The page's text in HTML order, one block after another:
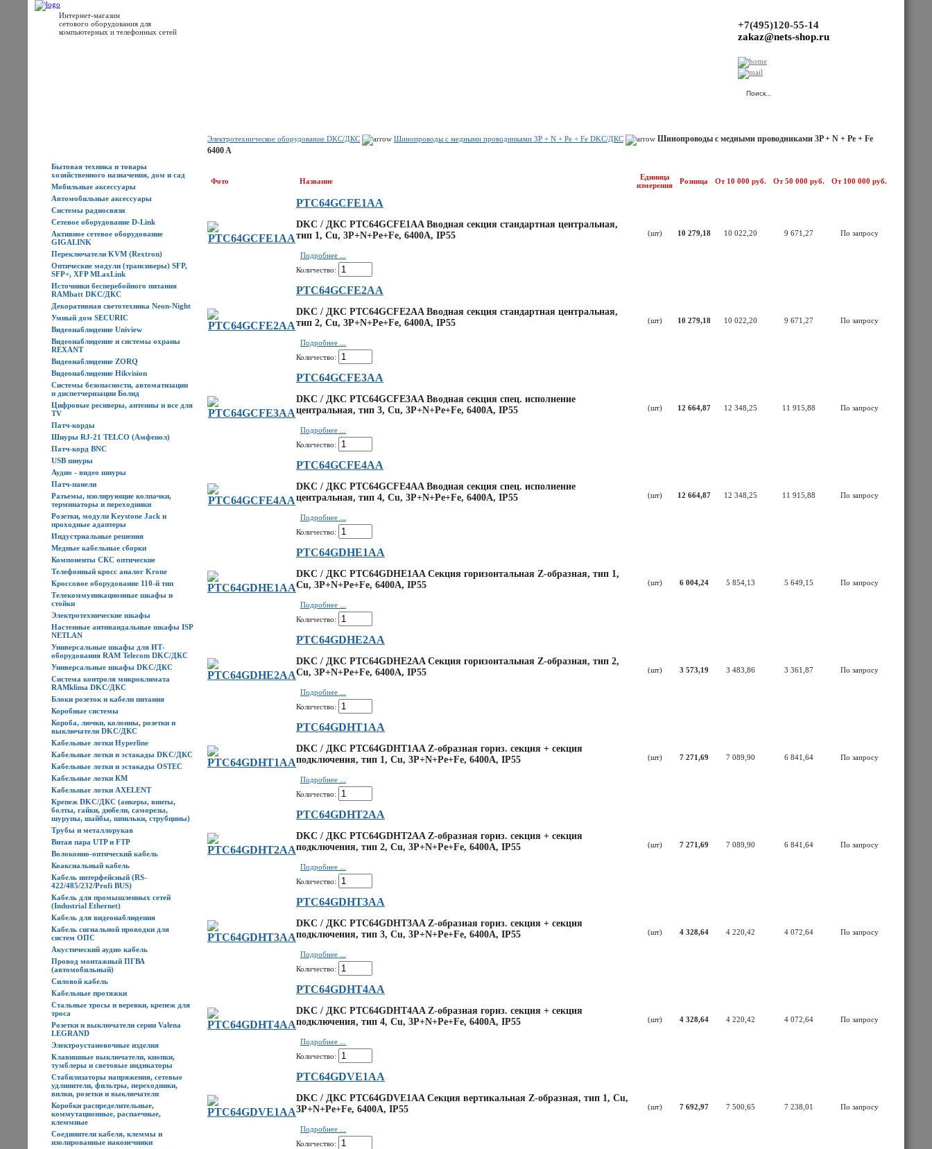
Интернет-магазин
сетового оборудования для
компьютерных и телефонных сетей
+7(495)120-55-14
zakaz@nets-shop.ru
Бытовая техника и товары
хозяйственного назначения, дом и сад
Мобильные аксессуары
Автомобильные аксессуары
Системы радиосвязи
Сетевое оборудование D-Link
Активное сетевое оборудование
GIGALINK
Переключатели KVM (Rextron)
Оптические модули (трансиверы) SFP,
SFP+, XFP MLaxLink
Источники бесперебойного питания
RAMbatt DKC/ДКС
Декоративная светотехника Neon-Night
Умный дом SECURIC
Видеонаблюдение Uniview
Видеонаблюдение и системы охраны
REXANT
Видеонаблюдение ZORQ
Видеонаблюдение Hikvision
Системы безопасности, автоматизации
и диспетчеризации Болид
Цифровые ресиверы, антенны и все для
TV
Патч-корды
Шнуры RJ-21 TELCO (Амфенол)
Патч-корд BNC
USB шнуры
Аудио - видео шнуры
Патч-панели
Разъемы, изолирующие колпачки,
терминаторы и переходники
Розетки, модули Keystone Jack и
проходные адаптеры
Индустриальные решения
Медные кабельные сборки
Компоненты СКС оптические
Телефонный кросс аналог Krone
Кроссовое оборудование 110-й тип
Телекоммуникационные шкафы и
стойки
Электротехнические шкафы
Настенные антивандальные шкафы ISP
NETLAN
Универсальные шкафы для ИТ-
оборудования RAM Telecom DKC/ДКС
Универсальные шкафы DKC/ДКС
Система контроля микроклимата
RAMklima DKC/ДКС
Блоки розеток и кабели питания
Коробные системы
Короба, лючки, колонны, розетки и
выключатели DKC/ДКС
Кабельные лотки Hyperline
Кабельные лотки и эстакады DKC/ДКС
Кабельные лотки и эстакады OSTEC
Кабельные лотки КМ
Кабельные лотки AXELENT
Крепеж DKC/ДКС (анкеры, винты,
болты, гайки, дюбели, саморезы,
шурупы, шайбы, шпильки, струбцины)
Трубы и металлорукав
Витая пара UTP и FTP
Волоконно-оптический кабель
Коаксиальный кабель
Кабель интерфейсный (RS-
422/485/232/Profi BUS)
Кабель для промышленных сетей
(Industrial Ethernet)
Кабель для видеонаблюдения
Кабель сигнальной проводки для
систем ОПС
Акустический аудио кабель
Провод монтажный ПГВА
(автомобильный)
Силовой кабель
Кабельные протяжки
Стальные тросы и веревки, крепеж для
троса
Розетки и выключатели серии Valena
LEGRAND
Электроустановочные изделия
Клавишные выключатели, кнопки,
тумблеры и световые индикаторы
Стабилизаторы напряжения, сетевые
удлинители, фильтры, переходники,
вилки, розетки и выключатели
Коробки распределительные,
коммутационные, распаечные,
клеммные
Соединители кабеля, клеммы и
изолированные наконечники
Электротехническое оборудование DKC/ДКС Шинопроводы с медными проводниками 3P + N + Pe + Fe DKC/ДКС
Шинопроводы с медными проводниками 3P + N + Pe + Fe
6400 A
Фото Название
Единица
измерения
Розница От 10 000 руб. От 50 000 руб. От 100 000 руб.
PTC64GCFE1AA
DKC / ДКС PTC64GCFE1AA Вводная секция стандартная центральная,
тип 1, Cu, 3P+N+Pe+Fe, 6400А, IP55
Подробнее ...
Количество:
(шт) 10 279,18 10 022,20 9 671,27 По запросу
PTC64GCFE2AA
DKC / ДКС PTC64GCFE2AA Вводная секция стандартная центральная,
тип 2, Cu, 3P+N+Pe+Fe, 6400А, IP55
Подробнее ...
Количество:
(шт) 10 279,18 10 022,20 9 671,27 По запросу
PTC64GCFE3AA
DKC / ДКС PTC64GCFE3AA Вводная секция спец. исполнение
центральная, тип 3, Cu, 3P+N+Pe+Fe, 6400А, IP55
Подробнее ...
Количество:
(шт) 12 664,87 12 348,25 11 915,88 По запросу
PTC64GCFE4AA
DKC / ДКС PTC64GCFE4AA Вводная секция спец. исполнение
центральная, тип 4, Cu, 3P+N+Pe+Fe, 6400А, IP55
Подробнее ...
Количество:
(шт) 12 664,87 12 348,25 11 915,88 По запросу
PTC64GDHE1AA
DKC / ДКС PTC64GDHE1AA Секция горизонтальная Z-образная, тип 1,
Cu, 3P+N+Pe+Fe, 6400А, IP55
Подробнее ...
Количество:
(шт) 6 004,24 5 854,13 5 649,15 По запросу
PTC64GDHE2AA
DKC / ДКС PTC64GDHE2AA Секция горизонтальная Z-образная, тип 2,
Cu, 3P+N+Pe+Fe, 6400А, IP55
Подробнее ...
Количество:
(шт) 3 573,19 3 483,86 3 361,87 По запросу
PTC64GDHT1AA
DKC / ДКС PTC64GDHT1AA Z-образная гориз. секция + секция
подключения, тип 1, Cu, 3P+N+Pe+Fe, 6400А, IP55
Подробнее ...
Количество:
(шт) 7 271,69 7 089,90 6 841,64 По запросу
PTC64GDHT2AA
DKC / ДКС PTC64GDHT2AA Z-образная гориз. секция + секция
подключения, тип 2, Cu, 3P+N+Pe+Fe, 6400А, IP55
Подробнее ...
Количество:
(шт) 7 271,69 7 089,90 6 841,64 По запросу
PTC64GDHT3AA
DKC / ДКС PTC64GDHT3AA Z-образная гориз. секция + секция
подключения, тип 3, Cu, 3P+N+Pe+Fe, 6400А, IP55
Подробнее ...
Количество:
(шт) 4 328,64 4 220,42 4 072,64 По запросу
PTC64GDHT4AA
DKC / ДКС PTC64GDHT4AA Z-образная гориз. секция + секция
подключения, тип 4, Cu, 3P+N+Pe+Fe, 6400А, IP55
Подробнее ...
Количество:
(шт) 4 328,64 4 220,42 4 072,64 По запросу
PTC64GDVE1AA
DKC / ДКС PTC64GDVE1AA Секция вертикальная Z-образная, тип 1, Cu,
3P+N+Pe+Fe, 6400А, IP55
Подробнее ...
Количество:
(шт) 7 692,97 7 500,65 7 238,01 По запросу